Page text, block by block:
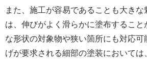
また、施工が容易であることも大き
は、伸びがよく滑らかに塗布するこ
な形状の対象物や狭い箇所にも対応可
げが要求される細部の塗装においては